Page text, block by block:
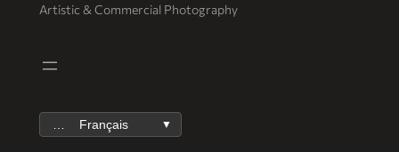
Artistic & Commercial Photography
Français ▼